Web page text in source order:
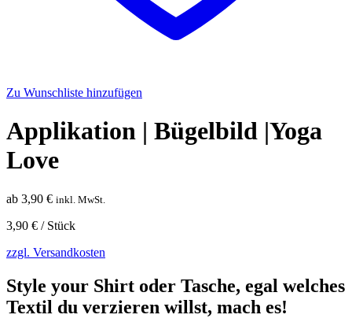
Zu Wunschliste hinzufügen
Applikation | Bügelbild |Yoga
Love
ab 3,90 € inkl. MwSt.
3,90 € / Stück
zzgl. Versandkosten
Style your Shirt oder Tasche, egal welches
Textil du verzieren willst, mach es!